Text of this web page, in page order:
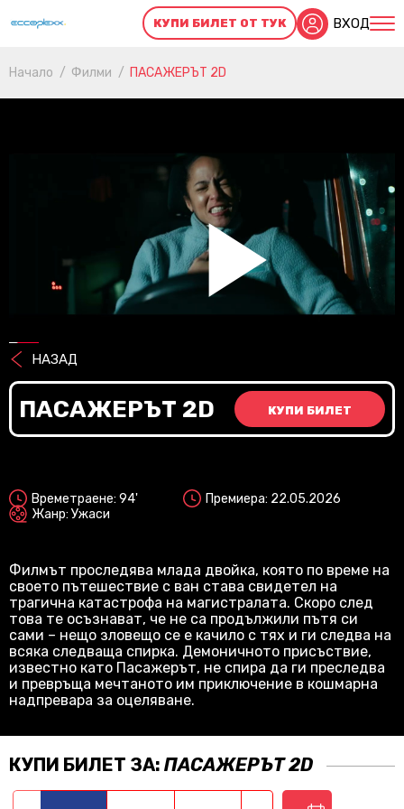
КУПИ БИЛЕТ ОТ ТУК ВХОД
Начало Филми ПАСАЖЕРЪТ 2D
НАЗАД
ПАСАЖЕРЪТ 2D КУПИ БИЛЕТ
Времетраене: 94'
Премиера: 22.05.2026
Жанр: Ужаси
Филмът проследява млада двойка, която по време на
своето пътешествие с ван става свидетел на
трагична катастрофа на магистралата. Скоро след
това те осъзнават, че не са продължили пътя си
сами – нещо зловещо се е качило с тях и ги следва на
всяка следваща спирка. Демоничното присъствие,
известно като Пасажерът, не спира да ги преследва
и превръща мечтаното им приключение в кошмарна
надпревара за оцеляване.
КУПИ БИЛЕТ ЗА: ПАСАЖЕРЪТ 2D